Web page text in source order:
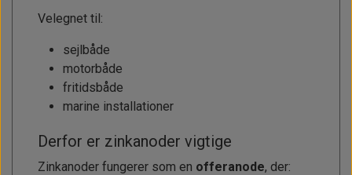
Velegnet til:
sejlbåde
motorbåde
fritidsbåde
marine installationer
Derfor er zinkanoder vigtige
Zinkanoder fungerer som en offeranode, der: